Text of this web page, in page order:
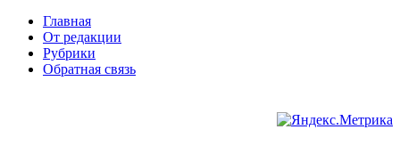
Главная
От редакции
Рубрики
Обратная связь